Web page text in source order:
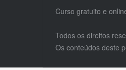
Curso gratuito e
Todos os direitos
Os conteúdos deste